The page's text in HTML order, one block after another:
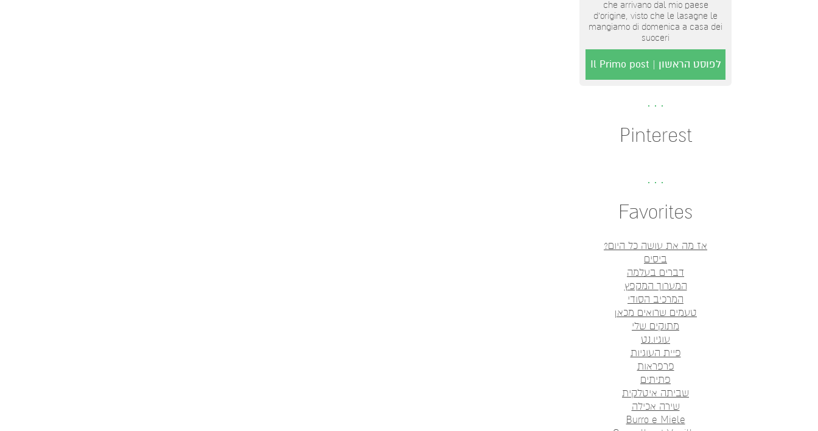
che arrivano dal mio paese
d’origine, visto che le lasagne le
mangiamo di domenica a casa dei
suoceri
לפוסט הראשון | Il Primo post
Pinterest
Favorites
אז מה את עושה כל היום?
ביסים
דברים בעלמה
המערוך המקפץ
המרכיב הסודי
טעמים שרואים מכאן
מתוקים שלי
עוגיו.נט
פיית העוגיות
פרפראות
פתיתים
שביתה איטלקית
שירה אכילה
Burro e Miele